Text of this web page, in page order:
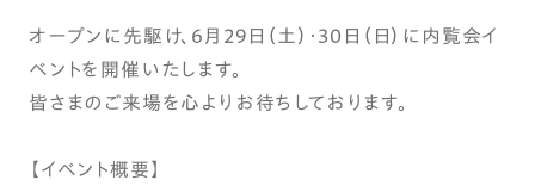
オープンに先駆け、6月29日（土）・30日（日）に内覧会イ
ベントを開催いたします。
皆さまのご来場を心よりお待ちしております。
【イベント概要】